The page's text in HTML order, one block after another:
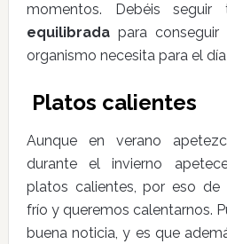
momentos. Debéis seguir
equilibradapara conseguir
organismo necesita para el día
Platos calientes
Aunque en verano
durante el invierno
platos calientes, por eso de
frío y queremos calentarnos.
buena noticia, y es que